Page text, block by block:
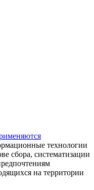
технологии
сбора, систематизации
на территории